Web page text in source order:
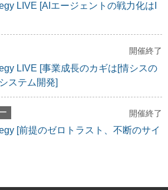
LIVE [AIエージェントの戦力化はI
開催終了
LIVE [事業成長のカギは[情シスの
ステム開発]
開催終了
[前提のゼロトラスト、不断のサイ